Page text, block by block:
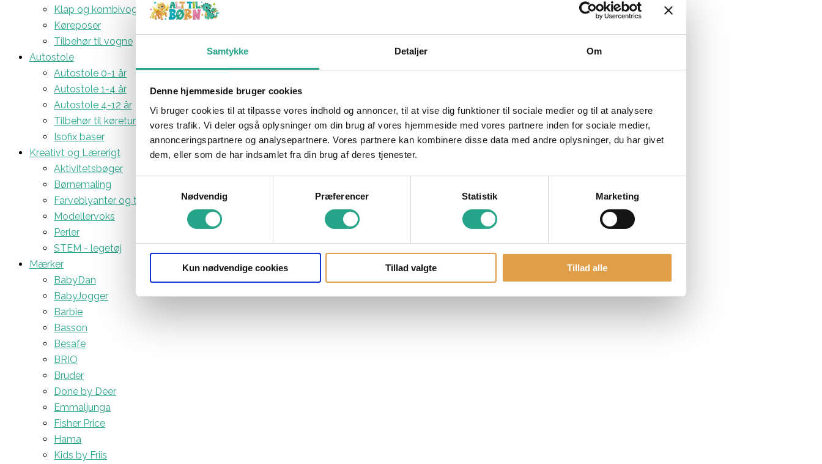
Samtykke Detaljer Om
Denne hjemmeside bruger cookies
Vi bruger cookies til at tilpasse vores indhold og annoncer, til at vise dig funktioner til sociale medier og til at analysere
vores trafik. Vi deler også oplysninger om din brug af vores hjemmeside med vores partnere inden for sociale medier,
annonceringspartnere og analysepartnere. Vores partnere kan kombinere disse data med andre oplysninger, du har givet
dem, eller som de har indsamlet fra din brug af deres tjenester.
Nødvendig
Præferencer Statistik Marketing
Kun nødvendige cookies Tillad valgte Tillad alle
Klap og kombivogne
Køreposer
Tilbehør til vogne
Autostole
Autostole 0-1 år
Autostole 1-4 år
Autostole 4-12 år
Tilbehør til køreturen
Isofix baser
Kreativt og Lærerigt
Aktivitetsbøger
Børnemaling
Farveblyanter og tuscher
Modellervoks
Perler
STEM - legetøj
Mærker
BabyDan
BabyJogger
Barbie
Basson
Besafe
BRIO
Bruder
Done by Deer
Emmaljunga
Fisher Price
Hama
Kids by Friis